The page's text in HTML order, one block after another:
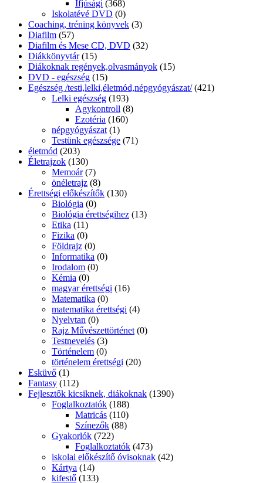
Ifjúsági (368)
Iskolatévé DVD (0)
Coaching, tréning könyvek (3)
Diafilm (57)
Diafilm és Mese CD, DVD (32)
Diákkönyvtár (15)
Diákoknak regények,olvasmányok (15)
DVD - egészség (15)
Egészség /testi,lelki,életmód,népgyógyászat/ (421)
Lelki egészség (193)
Agykontroll (8)
Ezotéria (160)
népgyógyászat (1)
Testünk egészsége (71)
életmód (203)
Életrajzok (130)
Memoár (7)
önéletrajz (8)
Érettségi előkészítők (130)
Biológia (0)
Biológia érettségihez (13)
Etika (11)
Fizika (0)
Földrajz (0)
Informatika (0)
Irodalom (0)
Kémia (0)
magyar érettségi (16)
Matematika (0)
matematika érettségi (4)
Nyelvtan (0)
Rajz Művészettörténet (0)
Testnevelés (3)
Történelem (0)
történelem érettségi (20)
Esküvő (1)
Fantasy (112)
Fejlesztők kicsiknek, diákoknak (1390)
Foglalkoztatók (188)
Matricás (110)
Színezők (88)
Gyakorlók (722)
Foglalkoztatók (473)
iskolai előkészítő óvisoknak (42)
Kártya (14)
kifestő (133)